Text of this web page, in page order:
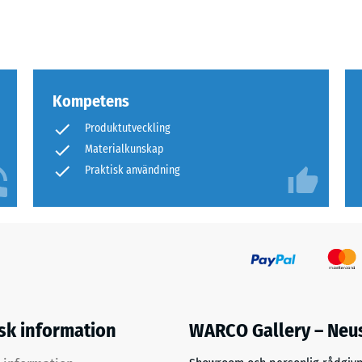
Kompetens
Produktutveckling
Materialkunskap
Praktisk användning
information WARCO Gallery –